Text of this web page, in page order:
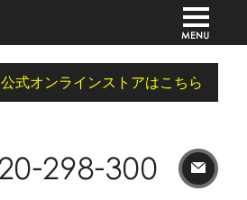
公式オンラインストアはこちら